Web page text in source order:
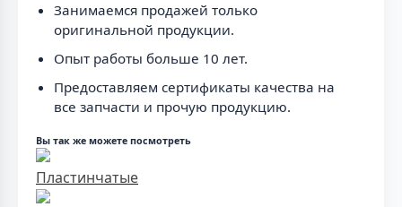
Занимаемся продажей только
оригинальной продукции.
Опыт работы больше 10 лет.
Предоставляем сертификаты качества на
все запчасти и прочую продукцию.
Вы так же можете посмотреть
Пластинчатые